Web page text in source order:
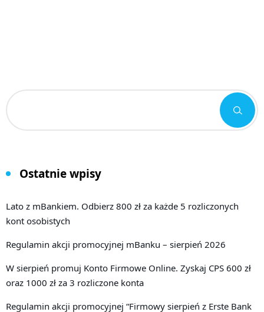
Ostatnie wpisy
Lato z mBankiem. Odbierz 800 zł za każde 5 rozliczonych
kont osobistych
Regulamin akcji promocyjnej mBanku – sierpień 2026
W sierpień promuj Konto Firmowe Online. Zyskaj CPS 600 zł
oraz 1000 zł za 3 rozliczone konta
Regulamin akcji promocyjnej “Firmowy sierpień z Erste Bank